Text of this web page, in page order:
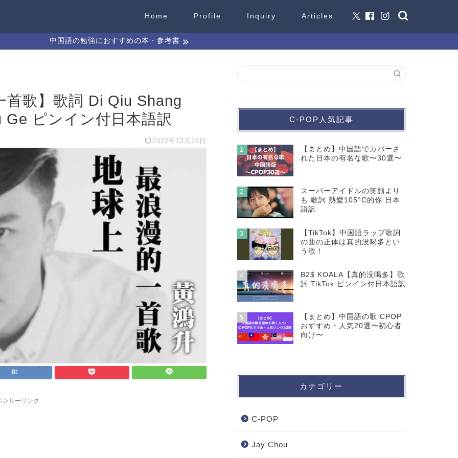
Home Profile Inquiry Articles
中国語の勉強におすすめの本・参考書
首歌】歌詞 Di Qiu Shang
ピンイン付日本語訳
2022年12月25日
ンサーリンク
C-POP人気記事
1
【まとめ】中国語でカバーさ
れた日本の有名な歌〜30選〜
2
スーパーアイドルの笑顔より
も 歌詞 熱愛105°C的你 日本
語訳
3
【TikTok】中国語ラップ歌詞
の曲の正体は真的没喝多とい
う歌！
4
B2$ KOALA【真的没喝多】歌
詞 TikTok ピンイン付日本語訳
5
【まとめ】中国語の歌 CPOP
おすすめ・人気20選〜初心者
向け〜
カテゴリー
C-POP
Jay Chou